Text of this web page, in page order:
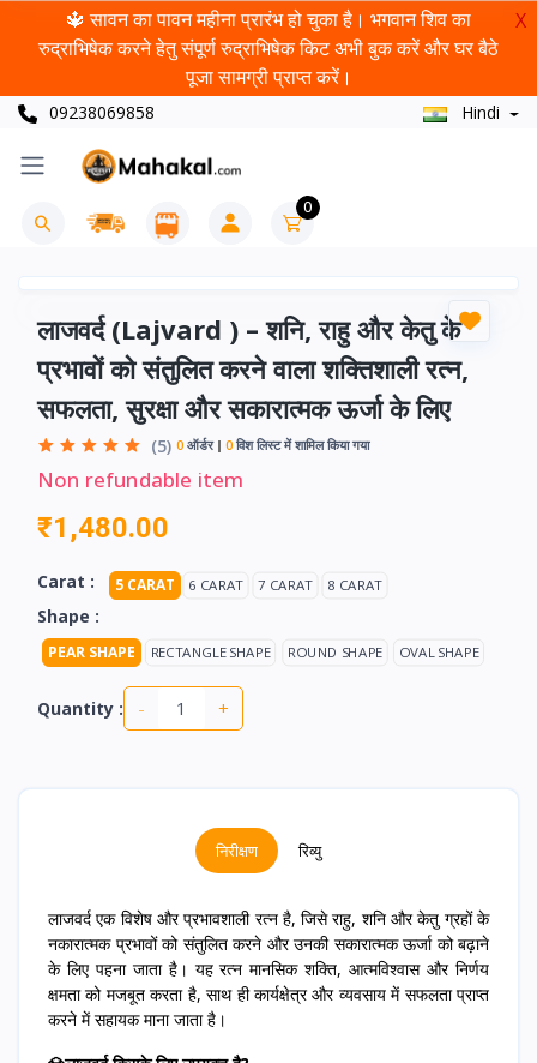
🔱 सावन का पावन महीना प्रारंभ हो चुका है। भगवान शिव का
रुद्राभिषेक करने हेतु संपूर्ण रुद्राभिषेक किट अभी बुक करें और घर बैठे
पूजा सामग्री प्राप्त करें।
X
09238069858 Hindi
0
लाजवर्द (Lajvard ) – शनि, राहु और केतु के
प्रभावों को संतुलित करने वाला शक्तिशाली रत्न,
सफलता, सुरक्षा और सकारात्मक ऊर्जा के लिए
(5) 0 ऑर्डर 0 विश लिस्ट में शामिल किया गया
Non refundable item
₹1,480.00
Carat : 5 CARAT 6 CARAT 7 CARAT 8 CARAT
Shape :
PEAR SHAPE RECTANGLE SHAPE ROUND SHAPE OVAL SHAPE
Quantity : - +
निरीक्षण रिव्यु
लाजवर्द एक विशेष और प्रभावशाली रत्न है, जिसे राहु, शनि और केतु ग्रहों के
नकारात्मक प्रभावों को संतुलित करने और उनकी सकारात्मक ऊर्जा को बढ़ाने
के लिए पहना जाता है। यह रत्न मानसिक शक्ति, आत्मविश्वास और निर्णय
क्षमता को मजबूत करता है, साथ ही कार्यक्षेत्र और व्यवसाय में सफलता प्राप्त
करने में सहायक माना जाता है।